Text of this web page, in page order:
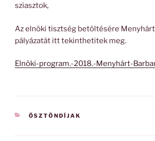
sziasztok,
Az elnöki tisztség betöltésére
pályázatát itt tekinthetitek meg.
Elnöki-program.-2018.-Menyhárt-
KATEGÓRIÁK
ÖSZTÖNDÍJAK